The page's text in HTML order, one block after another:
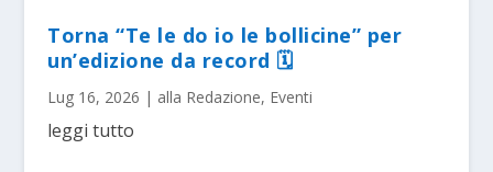
Torna “Te le do io le bollicine” per
un’edizione da record 🗓
Lug 16, 2026 | alla Redazione, Eventi
leggi tutto